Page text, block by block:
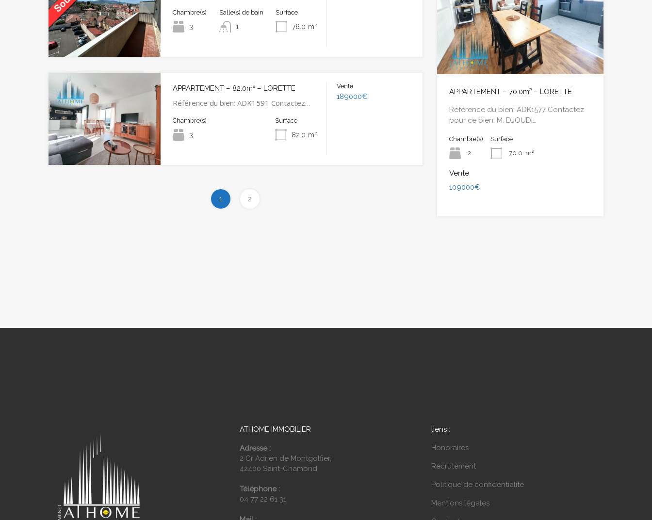
Chambre(s)
3
Salle(s) de bain
1
Surface
76.0 m²
APPARTEMENT – 82.0m² – LORETTE
Référence du bien: ADK1591 Contactez…
Chambre(s)
3
Surface
82.0 m²
Vente
189000€
1 2
APPARTEMENT – 70.0m² – LORETTE
Référence du bien: ADK1577 Contactez
pour ce bien: M. DJOUDI…
Chambre(s)
2
Surface
70.0 m²
Vente
109000€
ATHOME IMMOBILIER
Adresse :
2 Cr Adrien de Montgolfier,
42400 Saint-Chamond
Téléphone :
04 77 22 61 31
liens :
Honoraires
Recrutement
Politique de confidentialité
Mentions légales